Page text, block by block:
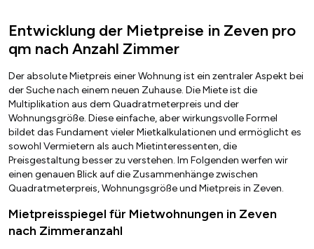
Entwicklung der Mietpreise in Zeven pro
qm nach Anzahl Zimmer
Der absolute Mietpreis einer Wohnung ist ein zentraler Aspekt bei
der Suche nach einem neuen Zuhause. Die Miete ist die
Multiplikation aus dem Quadratmeterpreis und der
Wohnungsgröße. Diese einfache, aber wirkungsvolle Formel
bildet das Fundament vieler Mietkalkulationen und ermöglicht es
sowohl Vermietern als auch Mietinteressenten, die
Preisgestaltung besser zu verstehen. Im Folgenden werfen wir
einen genauen Blick auf die Zusammenhänge zwischen
Quadratmeterpreis, Wohnungsgröße und Mietpreis in Zeven.
Mietpreisspiegel für Mietwohnungen in Zeven
nach Zimmeranzahl